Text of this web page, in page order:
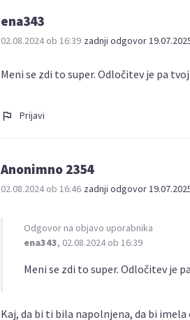
ena343
02.08.2024 ob 16:39 zadnji odgovor
Meni se zdi to super. Odločitev je pa
Prijavi
Anonimno 2354
02.08.2024 ob 16:46 zadnji odgovor
Odgovor na objavo uporabnika
ena343, 02.08.2024 ob 16:39
Meni se zdi to super. Odločitev je
Kaj, da bi ti bila napolnjena, da bi